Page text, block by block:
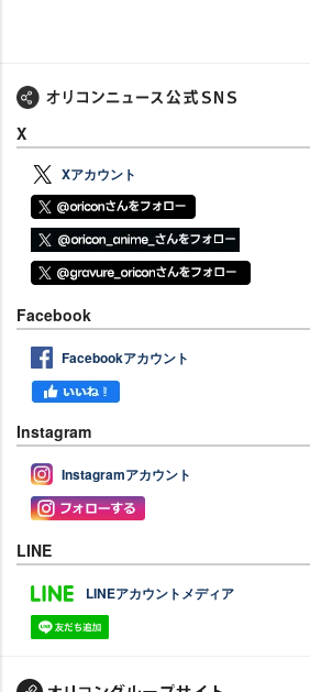
X
Xアカウント
Facebook
Facebookアカウント
Instagram
Instagramアカウント
LINE
LINEアカウントメディア